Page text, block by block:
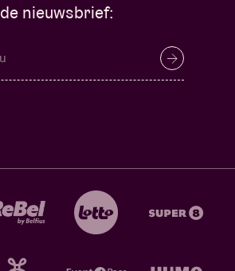
de nieuwsbrief: